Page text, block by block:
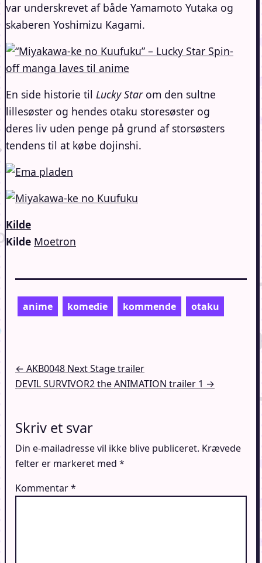
var underskrevet af både Yamamoto Yutaka og
skaberen Yoshimizu Kagami.
En side historie til Lucky Star om den sultne
lillesøster og hendes otaku storesøster og
deres liv uden penge på grund af storsøsters
tendens til at købe dojinshi.
Kilde
Kilde Moetron
anime komedie kommende otaku
Indlægsnavigation
← AKB0048 Next Stage trailer
DEVIL SURVIVOR2 the ANIMATION trailer 1 →
Skriv et svar
Din e-mailadresse vil ikke blive publiceret. Krævede
felter er markeret med *
Kommentar*